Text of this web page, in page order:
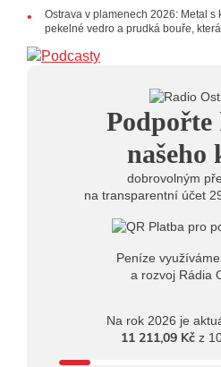
20:09
Na Novou Osmičku
Výrazná osobnost české
Frýdku-Místku
20.07.2026
Štěrkovna Open Music:
nabídne Krhuta i Beatles
Ostrava v plamenech 2026: Metal s
pekelné vedro a prudká bouře,
Podpořte
našeho
dobrovolným
na transparentní účet
Peníze
a rozvoj Rádia
Na rok 2026 je
11 211,09 Kčz